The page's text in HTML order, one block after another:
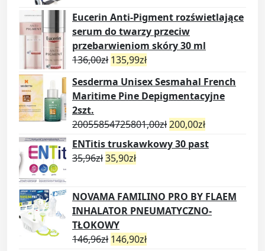
Eucerin Anti-Pigment rozświetlające
serum do twarzy przeciw
przebarwieniom skóry 30 ml
136,00zł 135,99zł
Sesderma Unisex Sesmahal French
Maritime Pine Depigmentacyjne
2szt.
20055854725801,00zł200,00zł
ENTitis truskawkowy 30 past
35,96zł35,90zł
NOVAMA FAMILINO PRO BY FLAEM
INHALATOR PNEUMATYCZNO-
TŁOKOWY
146,96zł 146,90zł